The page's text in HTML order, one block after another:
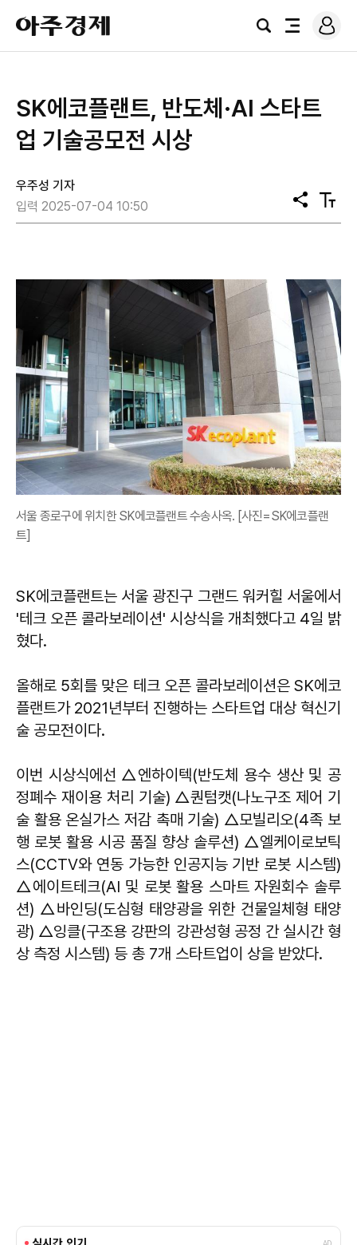
아
주
경
검
전
로
그
SK에코플랜트, 반도체·AI 스타트
업 기술공모전 시상
우주성 기자
입력 2025-07-04 10:50
공
유
텍
스
서울 종로구에 위치한 SK에코플랜트 수송사옥. [사진=SK에코플랜
트]
SK에코플랜트는 서울 광진구 그랜드 워커힐 서울에서
'테크 오픈 콜라보레이션' 시상식을 개최했다고 4일 밝
혔다.
올해로 5회를 맞은 테크 오픈 콜라보레이션은 SK에코
플랜트가 2021년부터 진행하는 스타트업 대상 혁신기
술 공모전이다.
이번 시상식에선 △엔하이텍(반도체 용수 생산 및 공
정폐수 재이용 처리 기술) △퀀텀캣(나노구조 제어 기
술 활용 온실가스 저감 촉매 기술) △모빌리오(4족 보
행 로봇 활용 시공 품질 향상 솔루션) △엘케이로보틱
스(CCTV와 연동 가능한 인공지능 기반 로봇 시스템)
△에이트테크(AI 및 로봇 활용 스마트 자원회수 솔루
션) △바인딩(도심형 태양광을 위한 건물일체형 태양
광) △잉클(구조용 강판의 강관성형 공정 간 실시간 형
상 측정 시스템) 등 총 7개 스타트업이 상을 받았다.